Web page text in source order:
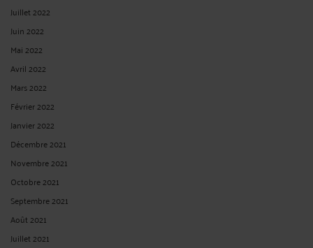
Juillet 2022
Juin 2022
Mai 2022
Avril 2022
Mars 2022
Février 2022
Janvier 2022
Décembre 2021
Novembre 2021
Octobre 2021
Septembre 2021
Août 2021
Juillet 2021